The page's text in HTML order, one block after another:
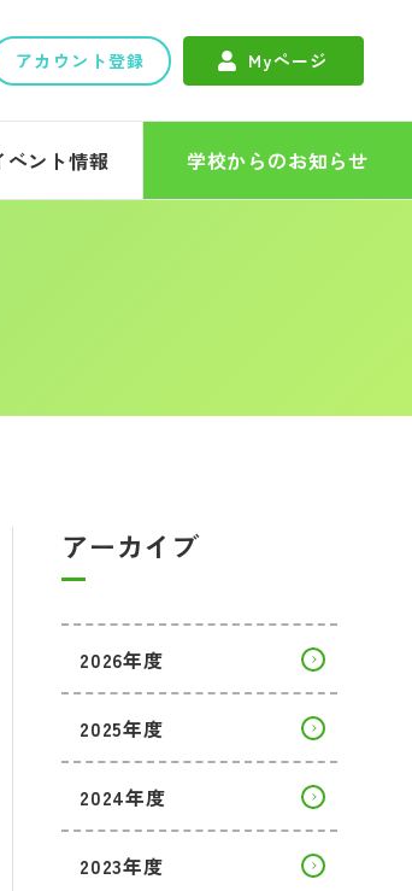
アカウント登録 Myページ
ベント情報 学校からのお知らせ
アーカイブ
2026年度
2025年度
2024年度
2023年度